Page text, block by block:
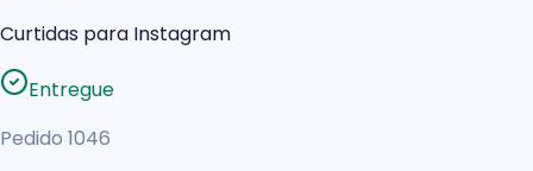
Curtidas para Instagram
Entregue
Pedido 1046